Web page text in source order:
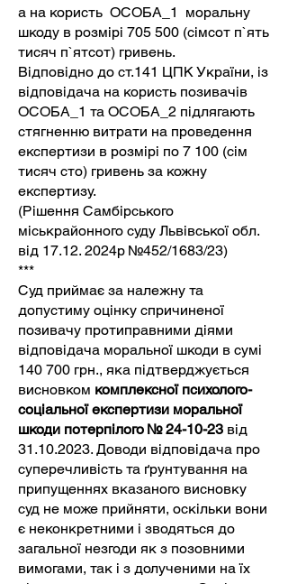
а на користь ОСОБА_1 моральну
шкоду в розмірі 705 500 (сімсот п`ять
тисяч п`ятсот) гривень.
Відповідно до ст.141 ЦПК України, із
відповідача на користь позивачів
ОСОБА_1 та ОСОБА_2 підлягають
стягненню витрати на проведення
експертизи в розмірі по 7 100 (сім
тисяч сто) гривень за кожну
експертизу.
(Рішення Самбірського
міськрайонного суду Львівської обл.
від 17.12. 2024р №452/1683/23)
***
Суд приймає за належну та
допустиму оцінку спричиненої
позивачу протиправними діями
відповідача моральної шкоди в сумі
140 700 грн., яка підтверджується
висновком комплексної психолого-
соціальної експертизи моральної
шкоди потерпілого № 24-10-23 від
31.10.2023. Доводи відповідача про
суперечливість та ґрунтування на
припущеннях вказаного висновку
суд не може прийняти, оскільки вони
є неконкретними і зводяться до
загальної незгоди як з позовними
вимогами, так і з долученими на їх